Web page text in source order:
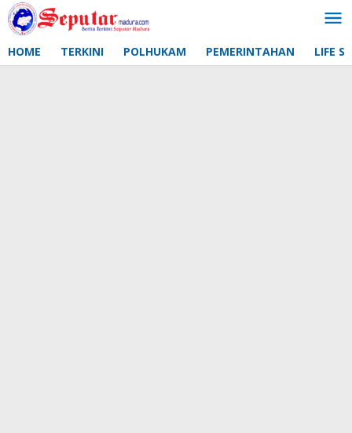
Lewati
ke
HOME TERKINI POLHUKAM PEMERINTAHAN LIFE